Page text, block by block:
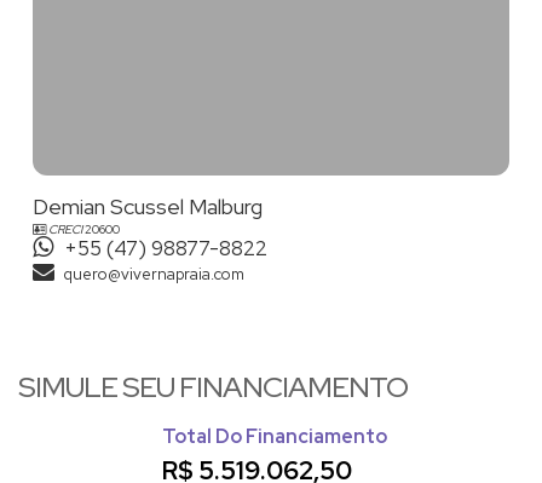
Demian Scussel Malburg
CRECI20600
+55 (47) 98877-8822
quero@vivernapraia.com
SIMULE SEU FINANCIAMENTO
Total Do Financiamento
R$ 5.519.062,50